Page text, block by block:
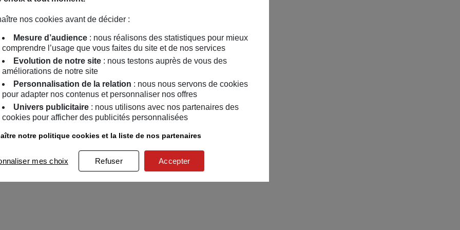
nos cookies avant de décider :
Mesure d’audience : nous réalisons des statistiques pour mieux
comprendre l’usage que vous faites du site et de nos services
Evolution de notre site : nous testons auprès de vous des
améliorations de notre site
Personnalisation de la relation : nous nous servons de cookies
pour adapter nos contenus et personnaliser nos offres
Univers publicitaire : nous utilisons avec nos partenaires des
cookies pour afficher des publicités personnalisées
notre politique cookies et la liste de nos partenaires
mes choix Refuser Accepter